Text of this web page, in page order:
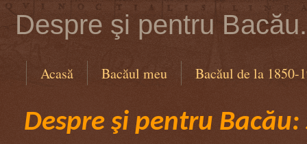
Despre şi pentru
Acasă Bacăul meu Bacăul de la 1850-
Despre şi pentru